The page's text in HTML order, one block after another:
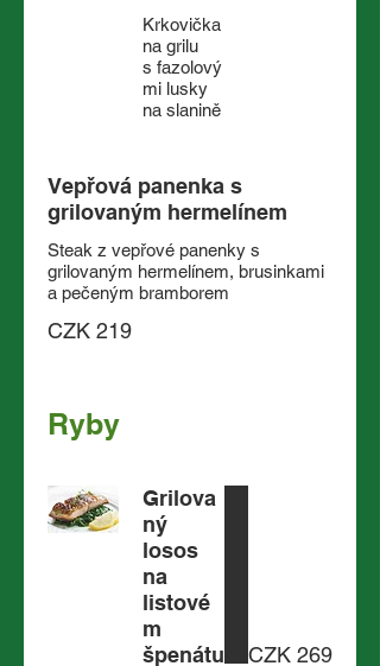
Krkovička
na grilu
s fazolový
mi lusky
na slanině
Vepřová panenka s
grilovaným hermelínem
Steak z vepřové panenky s
grilovaným hermelínem, brusinkami
a pečeným bramborem
CZK 219
Ryby
Grilova
ný
losos
na
listové
m
špenátu
CZK 269